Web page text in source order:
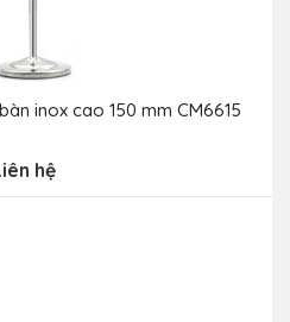
inox cao 150 mm CM6615
hệ